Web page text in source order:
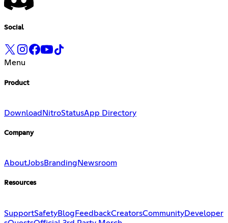
Social
Menu
Product
Download NitroStatusApp Directory
Company
AboutJobsBranding Newsroom
Resources
SupportSafetyBlogFeedbackCreatorsCommunityDeveloper